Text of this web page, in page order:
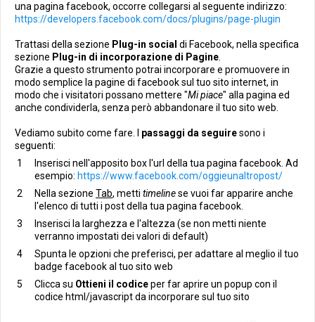
una pagina facebook, occorre collegarsi al seguente indirizzo:
https://developers.facebook.com/docs/plugins/page-plugin
Trattasi della sezione Plug-in social di Facebook, nella specifica
sezione Plug-in di incorporazione di Pagine
Grazie a questo strumento potrai incorporare e promuovere in
modo semplice la pagine di facebook sul tuo sito internet, in
modo che i visitatori possano mettere "Mi piace" alla pagina ed
anche condividerla, senza però abbandonare il tuo sito web.
Vediamo subito come fare. I passaggi da seguiresono i
seguenti:
Inserisci nell'apposito box l'url della tua pagina facebook. Ad
esempio: https://www.facebook.com/oggieunaltropost/
Nella sezione Tab, metti timelinese vuoi far apparire anche
l'elenco di tutti i post della tua pagina facebook.
Inserisci la larghezza e l'altezza (se non metti niente
verranno impostati dei valori di default)
Spunta le opzioni che preferisci, per adattare al meglio il tuo
badge facebook al tuo sito web
Clicca su Ottieni il codiceper far aprire un popup con il
codice html/javascript da incorporare sul tuo sito